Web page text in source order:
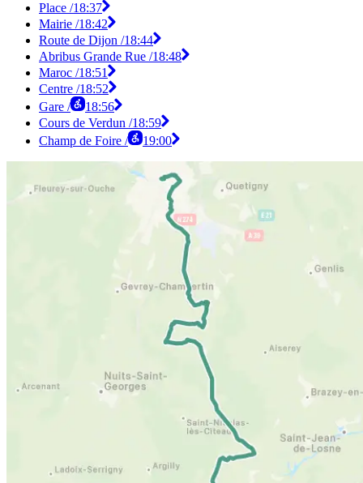
Place /18:37
Mairie /18:42
Route de Dijon /18:44
Abribus Grande Rue /18:48
Maroc /18:51
Centre /18:52
Gare /
18:56
Cours de Verdun /18:59
Champ de Foire /
19:00